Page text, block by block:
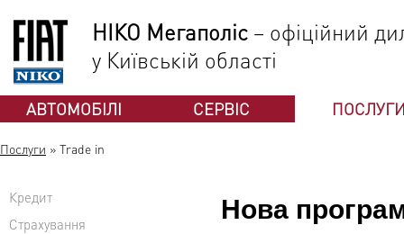
НІКО Мегаполіс – офіційний
у Київській області
АВТОМОБІЛІ СЕРВІС
Послуги » Trade in
Кредит
Страхування
Нова